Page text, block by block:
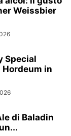
Weissbier
Special
in
di Baladin